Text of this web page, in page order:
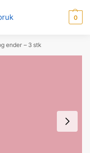
0
ender – 3 stk